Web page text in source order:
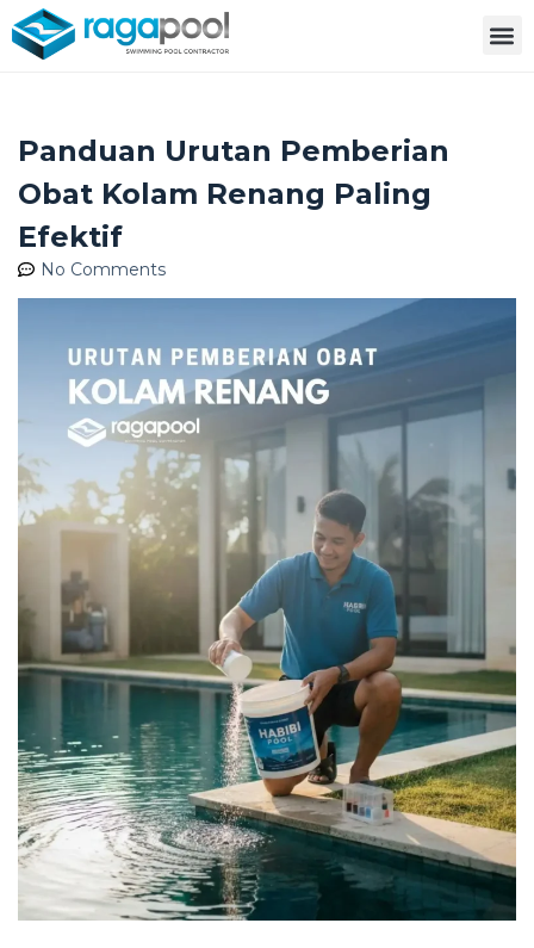
Panduan Urutan Pemberian
Obat Kolam Renang Paling
Efektif
No Comments